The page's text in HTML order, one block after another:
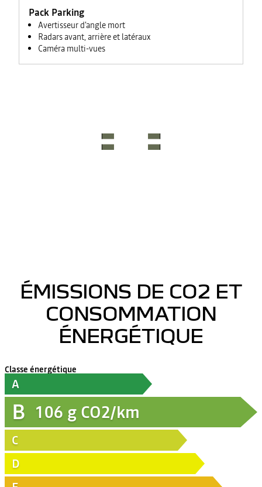
Pack Parking
Avertisseur d'angle mort
Radars avant, arrière et latéraux
Caméra multi-vues
ÉMISSIONS DE CO2 ET
CONSOMMATION
ÉNERGÉTIQUE
Classe énergétique
A
B 106 g CO2/km
C
D